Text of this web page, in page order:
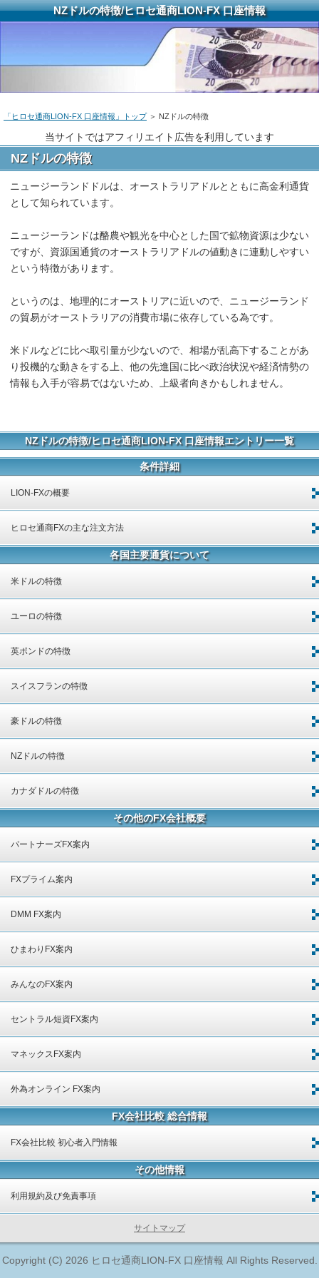
NZドルの特徴/ヒロセ通商LION-FX 口座情報
「ヒロセ通商LION-FX 口座情報」トップ＞ NZドルの特徴
当サイトではアフィリエイト広告を利用しています
NZドルの特徴
ニュージーランドドルは、オーストラリアドルとともに高金利通貨
として知られています。
ニュージーランドは酪農や観光を中心とした国で鉱物資源は少ない
ですが、資源国通貨のオーストラリアドルの値動きに連動しやすい
という特徴があります。
というのは、地理的にオーストリアに近いので、ニュージーランド
の貿易がオーストラリアの消費市場に依存している為です。
米ドルなどに比べ取引量が少ないので、相場が乱高下することがあ
り投機的な動きをする上、他の先進国に比べ政治状況や経済情勢の
情報も入手が容易ではないため、上級者向きかもしれません。
NZドルの特徴/ヒロセ通商LION-FX 口座情報エントリー一覧
条件詳細
LION-FXの概要
ヒロセ通商FXの主な注文方法
各国主要通貨について
米ドルの特徴
ユーロの特徴
英ポンドの特徴
スイスフランの特徴
豪ドルの特徴
NZドルの特徴
カナダドルの特徴
その他のFX会社概要
パートナーズFX案内
FXプライム案内
DMM FX案内
ひまわりFX案内
みんなのFX案内
セントラル短資FX案内
マネックスFX案内
外為オンライン FX案内
FX会社比較 総合情報
FX会社比較 初心者入門情報
その他情報
利用規約及び免責事項
サイトマップ
Copyright (C) 2026 ヒロセ通商LION-FX 口座情報 All Rights Reserved.